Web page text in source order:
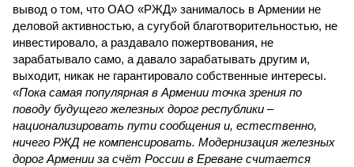
вывод о том, что ОАО «РЖД» занималось в Армении не
деловой активностью, а сугубой благотворительностью, не
инвестировало, а раздавало пожертвования, не
зарабатывало само, а давало зарабатывать другим и,
выходит, никак не гарантировало собственные интересы.
«Пока самая популярная в Армении точка зрения по
поводу будущего железных дорог рес­публики –
национализировать пути сообщения и, естественно,
ничего РЖД не компенсировать. Модернизация железных
дорог Армении за счёт России в Ереване считается